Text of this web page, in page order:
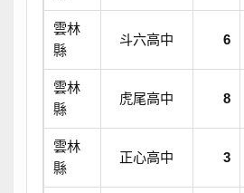
雲林
縣
斗六高中 6
雲林
縣
虎尾高中 8
雲林
縣
正心高中 3